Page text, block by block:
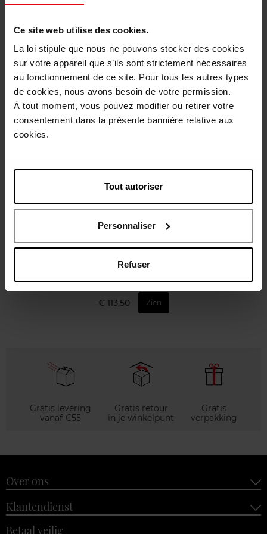
Ce site web utilise des cookies.
La loi stipule que nous ne pouvons stocker des cookies
sur votre appareil que s’ils sont strictement nécessaires
au fonctionnement de ce site. Pour tous les autres types
de cookies, nous avons besoin de votre permission.
À tout moment, vous pouvez modifier ou retirer votre
consentement dans la présente bannière relative aux
cookies.
Tout autoriser
Personnaliser
Refuser
Karakteristieken
Review
Nog iets vergeten ?
Le Male Elixir Absolu - Parfum Intense
€ 113,50 Zien
Gratis levering
vanaf €55
Gratis retour
in je winkelpunt
Gratis
verpakking
Over ons
Klantendienst
Betaal veilig